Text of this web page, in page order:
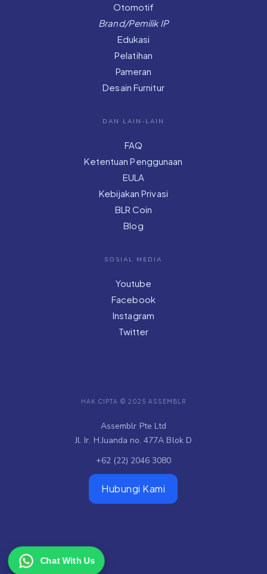
Otomotif
Brand/Pemilik IP
Edukasi
Pelatihan
Pameran
Desain Furnitur
DAN LAIN-LAIN
FAQ
Ketentuan Penggunaan
EULA
Kebijakan Privasi
BLR Coin
Blog
SOSIAL MEDIA
Youtube
Facebook
Instagram
Twitter
HAK CIPTA © 2025 ASSEMBLR
Assemblr Pte Ltd
Jl. Ir. H.Juanda no. 477A Blok D
+62 (22) 2046 3080
Hubungi Kami
Chat With Us